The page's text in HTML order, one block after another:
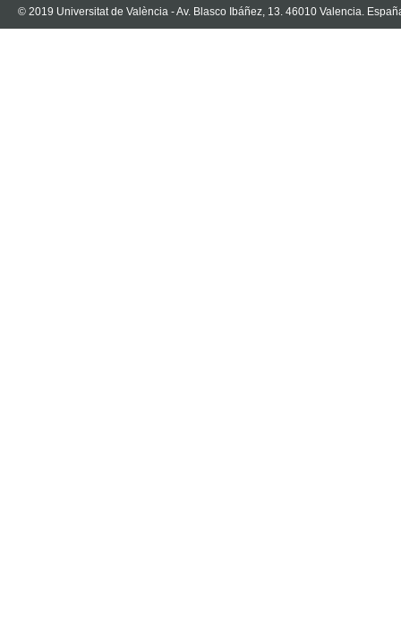
© 2019 Universitat de València - Av. Blasco Ibáñez, 13. 46010 Valencia.